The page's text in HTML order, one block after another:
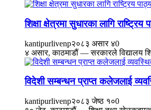
शिक्षा क्षेत्रमा सुधारका लागि
kantipurlivenp२०८३ असार ४0
४ असार, काठमाडौं — सरकारले विद्यालय
विदेशी सम्बन्धन प्राप्त कलेजलाई
kantipurlivenp२०८३ जेष्ठ १०0